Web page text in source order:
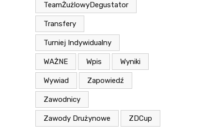
TeamŻużlowyDegustator
Transfery
Turniej Indywidualny
WAŻNE Wpis Wyniki
Wywiad Zapowiedź
Zawodnicy
Zawody Drużynowe ZDCup